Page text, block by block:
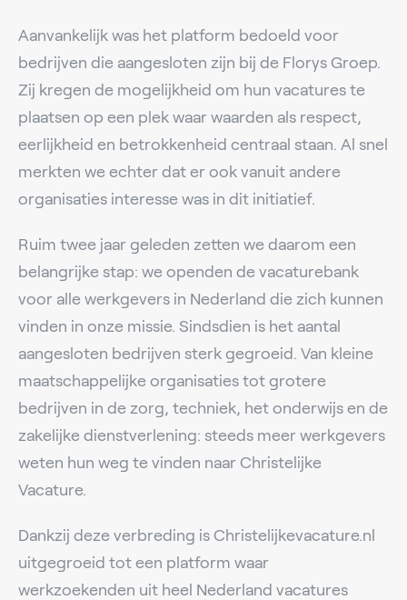
Aanvankelijk was het platform bedoeld voor
bedrijven die aangesloten zijn bij de Florys Groep.
Zij kregen de mogelijkheid om hun vacatures te
plaatsen op een plek waar waarden als respect,
eerlijkheid en betrokkenheid centraal staan. Al snel
merkten we echter dat er ook vanuit andere
organisaties interesse was in dit initiatief.
Ruim twee jaar geleden zetten we daarom een
belangrijke stap: we openden de vacaturebank
voor alle werkgevers in Nederland die zich kunnen
vinden in onze missie. Sindsdien is het aantal
aangesloten bedrijven sterk gegroeid. Van kleine
maatschappelijke organisaties tot grotere
bedrijven in de zorg, techniek, het onderwijs en de
zakelijke dienstverlening: steeds meer werkgevers
weten hun weg te vinden naar Christelijke
Vacature.
Dankzij deze verbreding is Christelijkevacature.nl
uitgegroeid tot een platform waar
werkzoekenden uit heel Nederland vacatures